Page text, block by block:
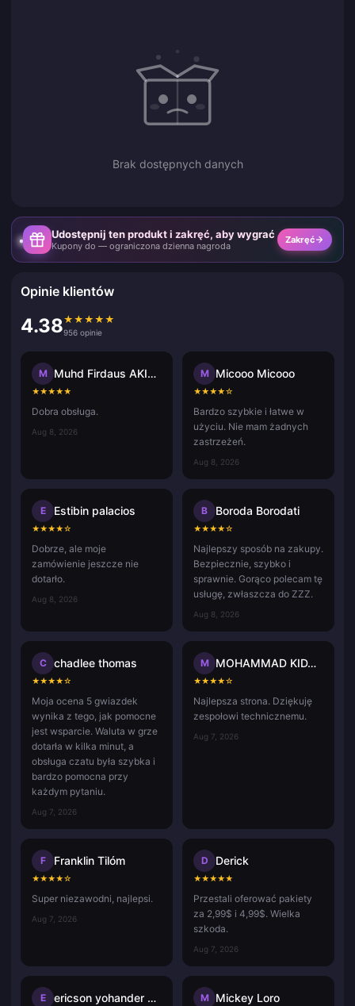
Brak dostępnych danych
Udostępnij ten produkt i zakręć, aby wygrać
Kupony do — ograniczona dzienna nagroda
Zakręć
Opinie klientów
4.38★ ★ ★ ★ ★
956 opinie
M Muhd Firdaus AKIDAD
★★★★★
Dobra obsługa.
Aug 8, 2026
M Micooo Micooo
★★★★☆
Bardzo szybkie i łatwe w
użyciu. Nie mam żadnych
zastrzeżeń.
Aug 8, 2026
E Estibin palacios
★★★★☆
Dobrze, ale moje
zamówienie jeszcze nie
dotarło.
Aug 8, 2026
B Boroda Borodati
★★★★☆
Najlepszy sposób na zakupy.
Bezpiecznie, szybko i
sprawnie. Gorąco polecam tę
usługę, zwłaszcza do ZZZ.
Aug 8, 2026
C chadlee thomas
★★★★☆
Moja ocena 5 gwiazdek
wynika z tego, jak pomocne
jest wsparcie. Waluta w grze
dotarła w kilka minut, a
obsługa czatu była szybka i
bardzo pomocna przy
każdym pytaniu.
Aug 7, 2026
M MOHAMMAD KIDASH Kp
★★★★☆
Najlepsza strona. Dziękuję
zespołowi technicznemu.
Aug 7, 2026
F Franklin Tilóm
★★★★☆
Super niezawodni, najlepsi.
Aug 7, 2026
D Derick
★★★★★
Przestali oferować pakiety
za 2,99$ i 4,99$. Wielka
szkoda.
Aug 7, 2026
E ericson yohander alvarado mart M Mickey Loro